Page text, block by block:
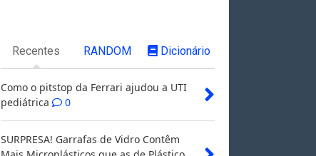
Recentes RANDOM Dicionário
Como o pitstop da Ferrari ajudou a UTI
pediátrica
0
SURPRESA! Garrafas de Vidro Contêm